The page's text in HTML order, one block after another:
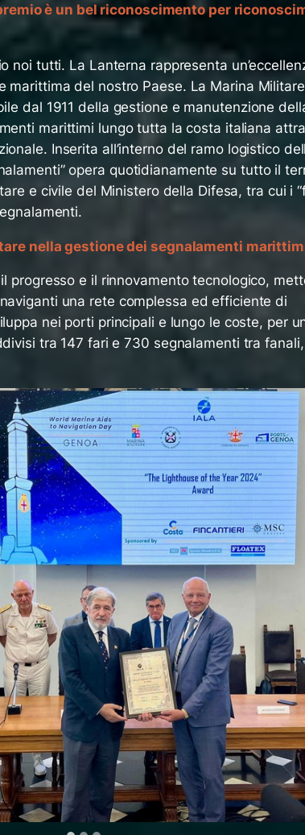
è un bel riconoscimento per
noi tutti. La Lanterna rappresenta
marittima del nostro Paese. La Marina
dal 1911 della gestione e manutenzione
marittimi lungo tutta la costa italiana
Inserita all’interno del ramo logistico
opera quotidianamente su tutto il
e civile del Ministero della Difesa, tra cui i
nella gestione dei segnalamenti
progresso e il rinnovamento tecnologico,
una rete complessa ed efficiente di
nei porti principali e lungo le coste, per
tra 147 fari e 730 segnalamenti tra